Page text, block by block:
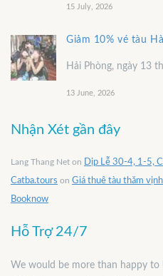
15 July, 2026
Giảm 10% vé tàu
Hải Phòng, ngày 13
13 June, 2026
Nhận Xét gần đây
Lang Thang Net on Dịp Lễ 30-4, 1-5,
Catba.tours on Giá thuê tàu thăm
Booknow
Hỗ Trợ 24/7
We would be more than happy to